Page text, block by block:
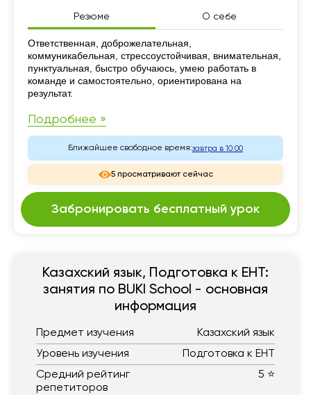
Резюме О себе
Резюме
Ответственная, доброжелательная,
коммуникабельная, стрессоустойчивая, внимательная,
пунктуальная, быстро обучаюсь, умею работать в
команде и самостоятельно, ориентирована на
результат.
Подробнее »
Ближайшее свободное время:завтра в 10:00
5 просматривают сейчас
Забронировать бесплатный урок
Казахский язык, Подготовка к ЕНТ:
занятия по BUKI School - основная
информация
Предмет изучения
Казахский язык
Уровень изучения
Подготовка к ЕНТ
Средний рейтинг
репетиторов
5 ⭐